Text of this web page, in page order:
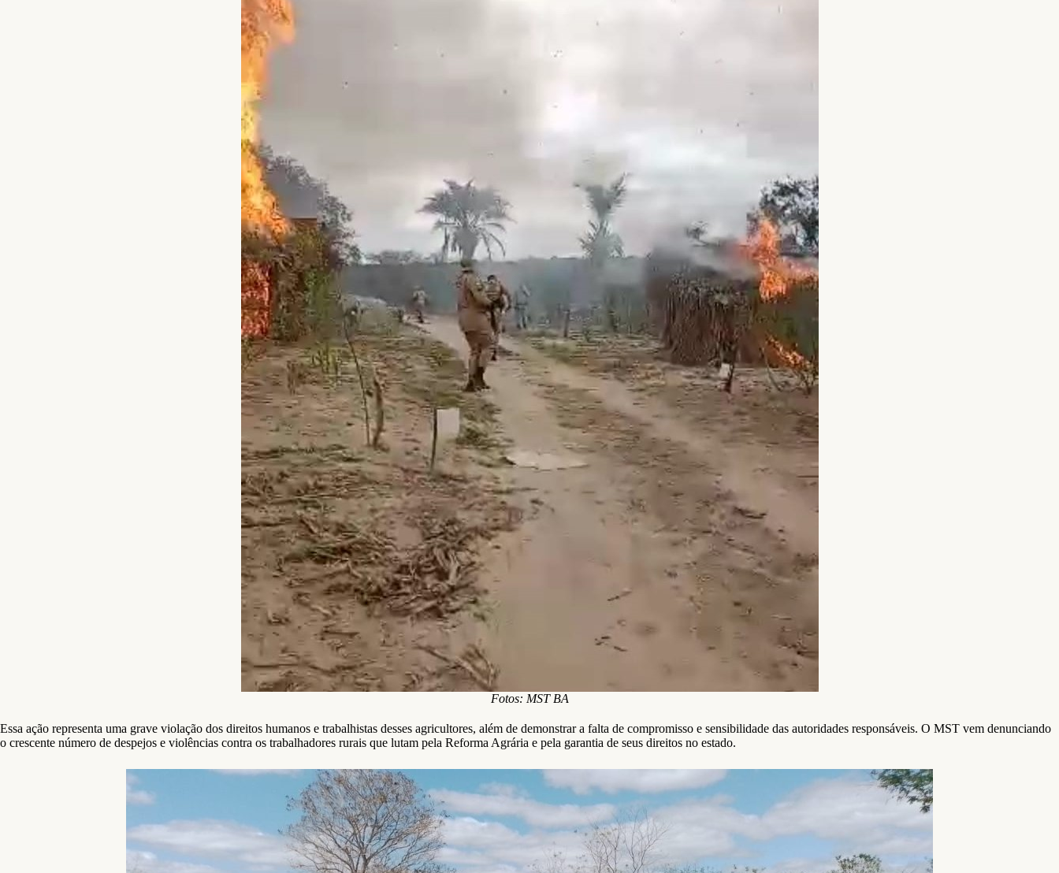
Fotos: MST BA
Essa ação representa uma grave violação dos direitos humanos e trabalhistas desses agricultores, além de demonstrar a falta de compromisso e sensibilidade das autoridades responsáveis. O MST vem denunciando
o crescente número de despejos e violências contra os trabalhadores rurais que lutam pela Reforma Agrária e pela garantia de seus direitos no estado.